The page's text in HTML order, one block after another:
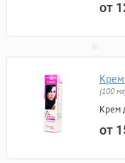
от
(100
Крем
от